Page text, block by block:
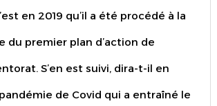
en 2019 qu’il a été procédé à la
du premier plan d’action de
S’en est suivi, dira-t-il en
de Covid qui a entraîné le